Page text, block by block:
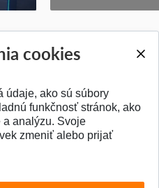
NA VRCH
cookies
údaje, ako sú súbory
funkčnosť stránok, ako
a analýzu. Svoje
zmeniť alebo prijať